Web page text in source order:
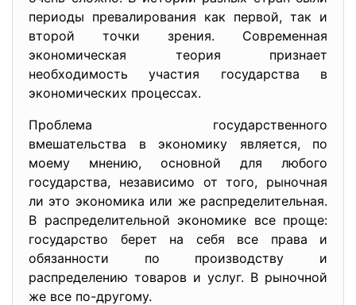
периоды превалирования как первой, так и
второй точки зрения. Современная
экономическая теория признает
необходимость участия государства в
экономических процессах.
Проблема государственного
вмешательства в экономику является, по
моему мнению, основной для любого
государства, независимо от того, рыночная
ли это экономика или же распределительная.
В распределительной экономике все проще:
государство берет на себя все права и
обязанности по производству и
распределению товаров и услуг. В рыночной
же все по-другому.